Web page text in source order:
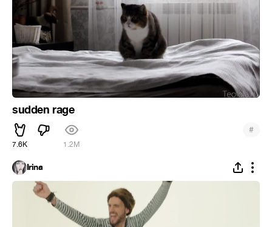
sudden rage
7.6K 1.2M
#
Irina